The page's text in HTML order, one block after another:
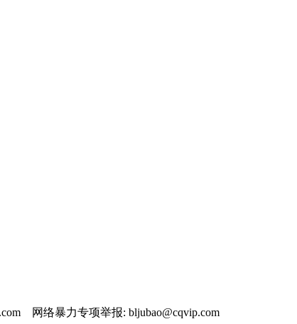
网络暴力专项举报: bljubao@cqvip.com